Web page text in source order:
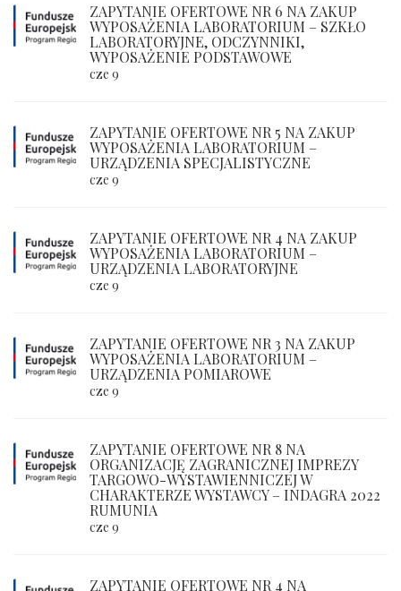
ZAPYTANIE OFERTOWE NR 6 NA ZAKUP
WYPOSAŻENIA LABORATORIUM – SZKŁO
LABORATORYJNE, ODCZYNNIKI,
WYPOSAŻENIE PODSTAWOWE
cze 9
ZAPYTANIE OFERTOWE NR 5 NA ZAKUP
WYPOSAŻENIA LABORATORIUM –
URZĄDZENIA SPECJALISTYCZNE
cze 9
ZAPYTANIE OFERTOWE NR 4 NA ZAKUP
WYPOSAŻENIA LABORATORIUM –
URZĄDZENIA LABORATORYJNE
cze 9
ZAPYTANIE OFERTOWE NR 3 NA ZAKUP
WYPOSAŻENIA LABORATORIUM –
URZĄDZENIA POMIAROWE
cze 9
ZAPYTANIE OFERTOWE NR 8 NA
ORGANIZACJĘ ZAGRANICZNEJ IMPREZY
TARGOWO-WYSTAWIENNICZEJ W
CHARAKTERZE WYSTAWCY – INDAGRA 2022
RUMUNIA
cze 9
ZAPYTANIE OFERTOWE NR 4 NA